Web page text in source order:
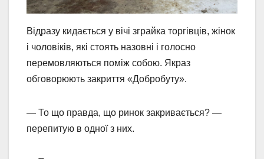
Відразу кидається у вічі зграйка торгівців, жінок
і чоловіків, які стоять назовні і голосно
перемовляються поміж собою. Якраз
обговорюють закриття «Добробуту».
— То що правда, що ринок закривається? —
перепитую в одної з них.